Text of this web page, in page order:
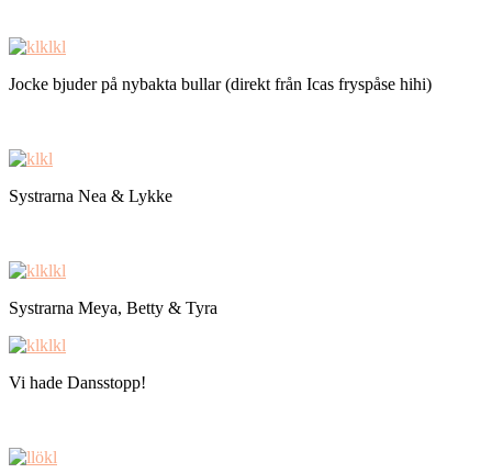
Jocke bjuder på nybakta bullar (direkt från Icas fryspåse hihi)
Systrarna Nea & Lykke
Systrarna Meya, Betty & Tyra
Vi hade Dansstopp!